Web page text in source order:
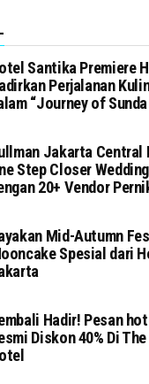
Santika Premiere
Perjalanan
“Journey of
Jakarta Central
Step Closer
20+ Vendor
Mid-Autumn
Spesial dari
Hadir! Pesan
Diskon 40% Di